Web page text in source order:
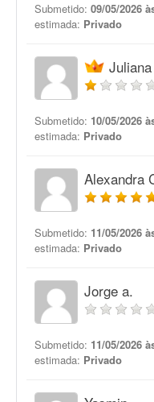
Submetido: 09/05/2026
estimada: Privado
Submetido: 10/05/2026
estimada: Privado
Alexandra
Submetido: 11/05/2026
estimada: Privado
Jorge a.
Submetido: 11/05/2026
estimada: Privado